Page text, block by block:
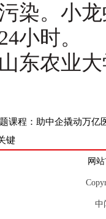
染。小
小时。
农业大
课程：助中企撬动万亿
键
网
中